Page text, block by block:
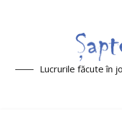
Lucrurile făcute în